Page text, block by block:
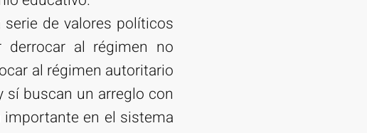
de valores políticos
al régimen no
al régimen autoritario
buscan un arreglo con
en el sistema